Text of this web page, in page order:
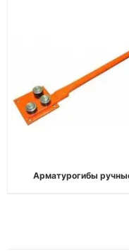
Арматурогибы